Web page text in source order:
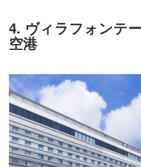
4. ヴィラフォンテ
空港